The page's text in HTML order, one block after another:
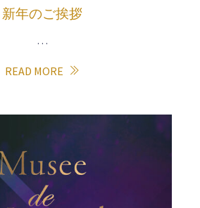
新年のご挨拶
…
READ MORE